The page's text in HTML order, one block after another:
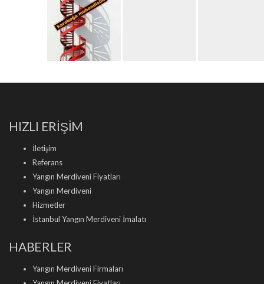
HIZLI ERİŞİM
İletişim
Referans
Yangın Merdiveni Fiyatları
Yangın Merdiveni
Hizmetler
İstanbul Yangın Merdiveni İmalatı
HABERLER
Yangın Merdiveni Firmaları